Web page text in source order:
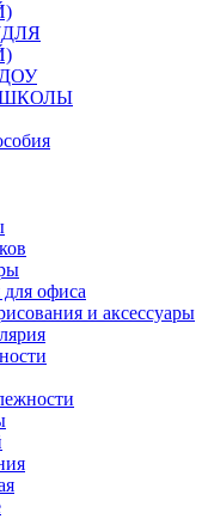
(ДЛЯ
ДОУ
ШКОЛЫ
офиса
и аксессуары